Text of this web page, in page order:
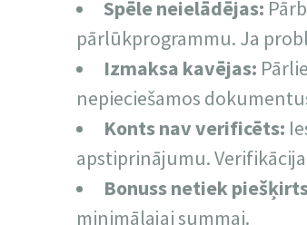
Spēle neielādējas:
pārlūkprogrammu. Ja
Izmaksa kavējas:
nepieciešamos
Konts nav verificēts:
apstiprinājumu.
Bonuss netiek
minimālajai summai.